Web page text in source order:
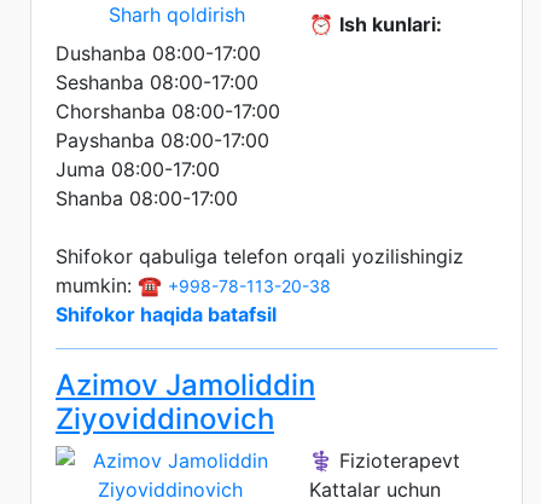
Sharh qoldirish
⏰ Ish kunlari:
Dushanba 08:00-17:00
Seshanba 08:00-17:00
Chorshanba 08:00-17:00
Payshanba 08:00-17:00
Juma 08:00-17:00
Shanba 08:00-17:00
Shifokor qabuliga telefon orqali yozilishingiz
mumkin: ☎️ +998-78-113-20-38
Shifokor haqida batafsil
Azimov Jamoliddin
Ziyoviddinovich
⚕️ Fizioterapevt
Kattalar uchun